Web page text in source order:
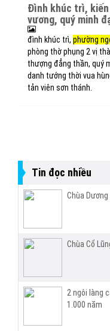
đình khúc trì, kiến an thờ phụng cao sơn đại
vương, quý minh
đình khúc trì, phường
phòng thờ phụng 2 vị
thượng đẳng thần, quý
danh tướng thời vua
tản viên sơn thánh.
Tin đọc nhiều
Chùa Dương
Chùa Cổ
2 ngôi làng
1.000 năm